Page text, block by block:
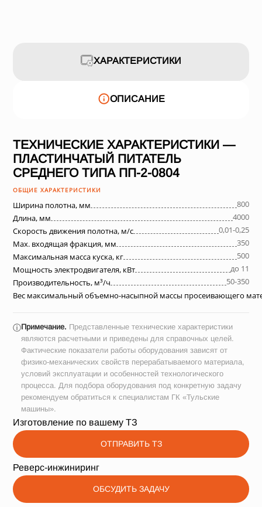
ХАРАКТЕРИСТИКИ
ОПИСАНИЕ
ТЕХНИЧЕСКИЕ ХАРАКТЕРИСТИКИ —
ПЛАСТИНЧАТЫЙ ПИТАТЕЛЬ
СРЕДНЕГО ТИПА ПП-2-0804
ОБЩИЕ ХАРАКТЕРИСТИКИ
Ширина полотна, мм
800
Длина, мм
4000
Скорость движения полотна, м/с
0,01-0,25
Max. входящая фракция, мм
350
Максимальная масса куска, кг
500
Мощность электродвигателя, кВт
до 11
Производительность, м³/ч
50-350
Вес максимальный объемно-насыпной массы просеивающего
ⓘПримечание. Представленные технические характеристики
являются расчетными и приведены для справочных целей.
Фактические показатели работы оборудования зависят от
физико-механических свойств перерабатываемого материала,
условий эксплуатации и особенностей технологического
процесса. Для подбора оборудования под конкретную задачу
рекомендуем обратиться к специалистам ГК «Тульские
машины».
Изготовление по вашему ТЗ
ОТПРАВИТЬ ТЗ
Реверс-инжиниринг
ОБСУДИТЬ ЗАДАЧУ